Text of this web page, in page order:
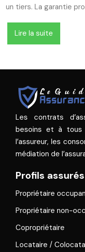
un tiers. La garantie
Lire la suite
Les contrats
besoins et à tous
l’assureur, les
médiation de
Profils assurés
Propriétaire
Propriétaire non-
Copropriétaire
Locataire /